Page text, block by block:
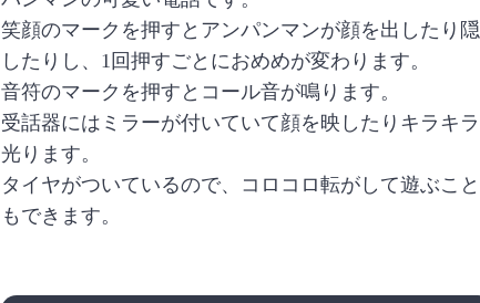
笑顔のマークを押すとアンパンマンが顔を出したり隠
したりし、1回押すごとにおめめが変わります。
音符のマークを押すとコール音が鳴ります。
受話器にはミラーが付いていて顔を映したりキラキラ
光ります。
タイヤがついているので、コロコロ転がして遊ぶこと
もできます。